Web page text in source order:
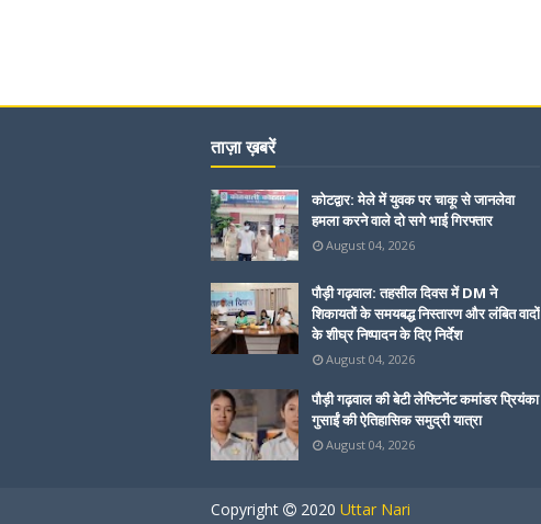
ताज़ा ख़बरें
कोटद्वार: मेले में युवक पर चाकू से जानलेवा
हमला करने वाले दो सगे भाई गिरफ्तार
August 04, 2026
पौड़ी गढ़वाल: तहसील दिवस में DM ने
शिकायतों के समयबद्ध निस्तारण और लंबित वादों
के शीघ्र निष्पादन के दिए निर्देश
August 04, 2026
पौड़ी गढ़वाल की बेटी लेफ्टिनेंट कमांडर प्रियंका
गुसाईं की ऐतिहासिक समुद्री यात्रा
August 04, 2026
Copyright 2020 Uttar Nari